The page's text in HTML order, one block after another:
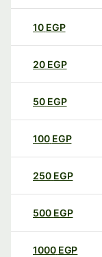
10 EGP
20 EGP
50 EGP
100 EGP
250 EGP
500 EGP
1000 EGP